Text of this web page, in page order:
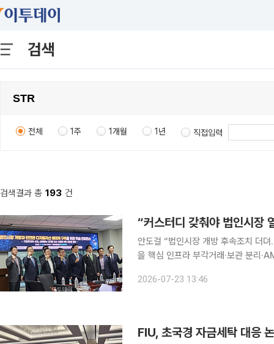
검색
전체 1주 1개월 1년 직접입력
검색결과 총 193 건
“커스터디 갖춰야 법인시장
안도걸 “법인시장 개방 후속조치 더
을 핵심 인프라 부각거래·보관 분리·AML 선
마련돼야 한다는 제언이 나왔다. 국회
2026-07-23 13:46
FIU, 초국경 자금세탁 대응